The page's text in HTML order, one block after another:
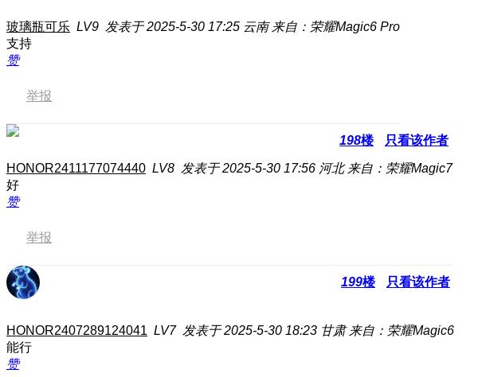
玻璃瓶可乐 LV9 发表于 2025-5-30 17:25 云南 来自：荣耀Magic6 Pro
支持
赞
举报
198楼 只看该作者
HONOR2411177074440 LV8 发表于 2025-5-30 17:56 河北 来自：荣耀Magic7
好
赞
举报
199楼 只看该作者
HONOR2407289124041 LV7 发表于 2025-5-30 18:23 甘肃 来自：荣耀Magic6
能行
赞